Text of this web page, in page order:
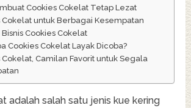
Cookies Cokelat Tetap Lezat
Cokelat untuk Berbagai Kesempatan
Cookies Cokelat
Cookies Cokelat Layak Dicoba?
Cokelat, Camilan Favorit untuk Segala
adalah salah satu jenis kue kering